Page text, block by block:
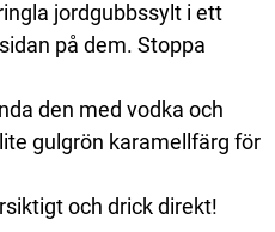
jordgubbssylt i ett
på dem. Stoppa
den med vodka och
gulgrön karamellfärg för
och drick direkt!